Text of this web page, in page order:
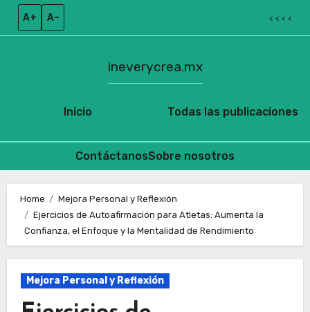
A+ A– < < < <
Inicio
ineverycrea.mx
Todas las publicaciones
ContáctanosSobre nosotros
content
Home
Mejora Personal y Reflexión
Ejercicios de Autoafirmación para Atletas: Aumenta la
Confianza, el Enfoque y la Mentalidad de Rendimiento
Mejora Personal y Reflexión